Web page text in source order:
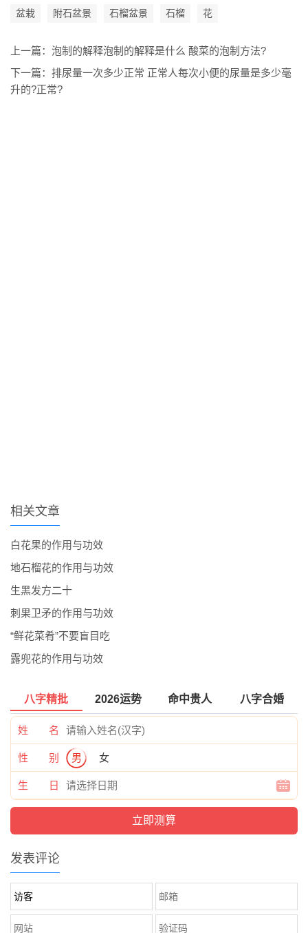
盆栽 附石盆景 石榴盆景 石榴 花
上一篇： 泡制的解释泡制的解释是什么 酸菜的泡制方法?
下一篇： 排尿量一次多少正常 正常人每次小便的尿量是多少毫
升的?正常?
相关文章
白花果的作用与功效
地石榴花的作用与功效
生黑发方二十
刺果卫矛的作用与功效
“鲜花菜肴”不要盲目吃
露兜花的作用与功效
八字精批 2026运势 命中贵人 八字合婚
姓 名
性 别 男 女
生 日
发表评论